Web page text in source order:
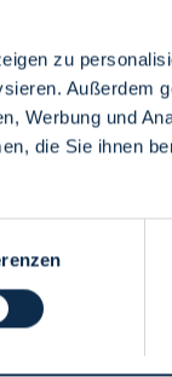
zu
Außerdem
Werbung und
die Sie ihnen
Menü